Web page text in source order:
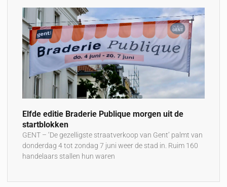
Elfde editie Braderie Publique morgen uit de
startblokken
GENT – ‘De gezelligste straatverkoop van Gent’ palmt van
donderdag 4 tot zondag 7 juni weer de stad in. Ruim 160
handelaars stallen hun waren